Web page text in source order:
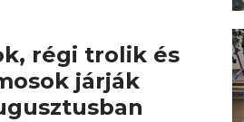
régi trolik és
járják